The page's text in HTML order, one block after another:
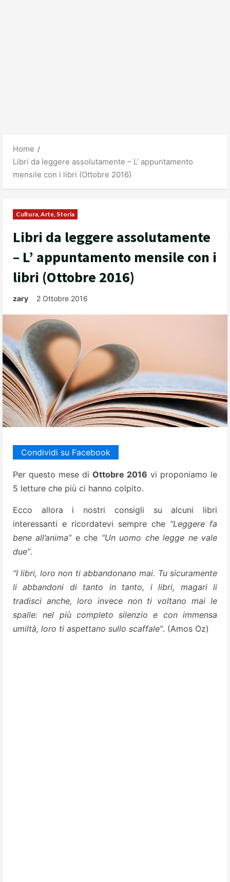
Home
Libri da leggere assolutamente – L’ appuntamento
mensile con i libri (Ottobre 2016)
Cultura, Arte, Storia
Libri da leggere assolutamente
– L’ appuntamento mensile con i
libri (Ottobre 2016)
zary 2 Ottobre 2016
Condividi su Facebook
Per questo mese di Ottobre 2016 vi proponiamo le
5 letture che più ci hanno colpito.
Ecco allora i nostri consigli su alcuni libri
interessanti e ricordatevi sempre che “Leggere fa
bene all’anima”e che “Un uomo che legge ne vale
due”.
“I libri, loro non ti abbandonano mai. Tu sicuramente
li abbandoni di tanto in tanto, i libri, magari li
tradisci anche, loro invece non ti voltano mai le
spalle: nel più completo silenzio e con immensa
umiltà, loro ti aspettano sullo scaffale”. (Amos Oz)